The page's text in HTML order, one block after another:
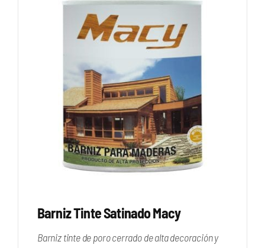
Barniz Tinte Satinado Macy
Barniz tinte de poro cerrado de alta decoración y